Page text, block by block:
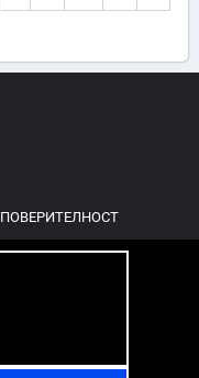
ПОВЕРИТЕЛНОСТ